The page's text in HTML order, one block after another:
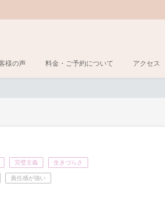
様の声 料金・ご予約について アクセス
完璧主義 生きづらさ
責任感が強い